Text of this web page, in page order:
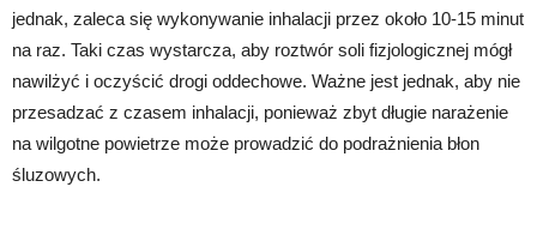
jednak, zaleca się wykonywanie inhalacji przez około 10-15 minut
na raz. Taki czas wystarcza, aby roztwór soli fizjologicznej mógł
nawilżyć i oczyścić drogi oddechowe. Ważne jest jednak, aby nie
przesadzać z czasem inhalacji, ponieważ zbyt długie narażenie
na wilgotne powietrze może prowadzić do podrażnienia błon
śluzowych.